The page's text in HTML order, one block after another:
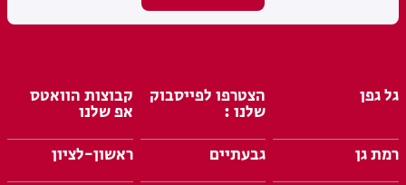
גל גפן הצטרפו לפייסבוק
שלנו :
קבוצות הוואטס
אפ שלנו
רמת גן
גבעתיים
ראשון-לציון